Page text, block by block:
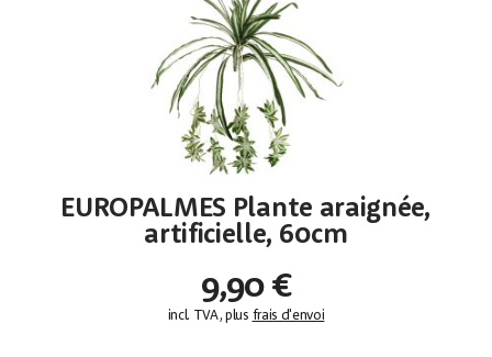
EUROPALMES Plante araignée,
artificielle, 60cm
9,90 €
incl. TVA, plus frais d'envoi